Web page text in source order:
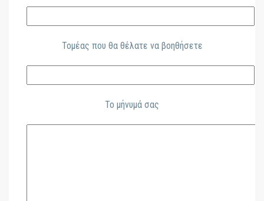
Τομέας που θα θέλατε να βοηθήσετε
Το μήνυμά σας